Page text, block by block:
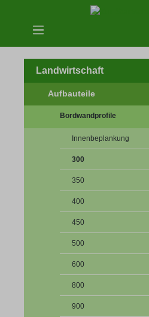
Zum Hauptinhalt springen
Landwirtschaft
Aufbauteile
Bordwandprofile
Innenbeplankung
300
350
400
450
500
600
800
900